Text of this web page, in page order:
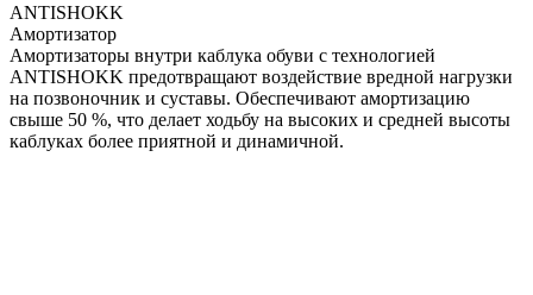
ANTISHOKK
Амортизатор
Амортизаторы внутри каблука обуви с технологией
ANTISHOKK предотвращают воздействие вредной нагрузки
на позвоночник и суставы. Обеспечивают амортизацию
свыше 50 %, что делает ходьбу на высоких и средней высоты
каблуках более приятной и динамичной.